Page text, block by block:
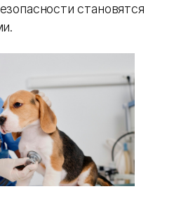
становятся